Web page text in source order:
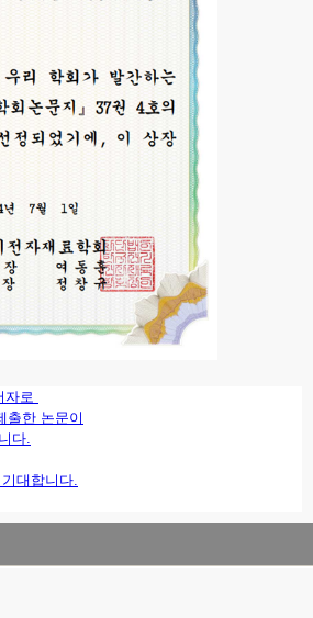
자로
출한 논문이
다.
대합니다.